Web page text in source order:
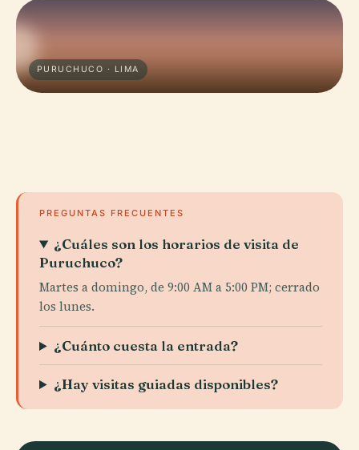
PURUCHUCO · LIMA
PREGUNTAS FRECUENTES
¿Cuáles son los horarios de visita de
Puruchuco?
Martes a domingo, de 9:00 AM a 5:00 PM; cerrado
los lunes.
¿Cuánto cuesta la entrada?
¿Hay visitas guiadas disponibles?